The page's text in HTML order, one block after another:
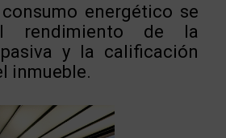
energético se
rendimiento de la
y la calificación
inmueble.